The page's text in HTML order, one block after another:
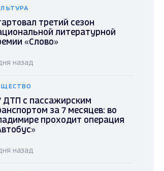
третий сезон
литературной
«Слово»
назад
ДТП с пассажирским
за 7 месяцев: во
проходит операция
назад